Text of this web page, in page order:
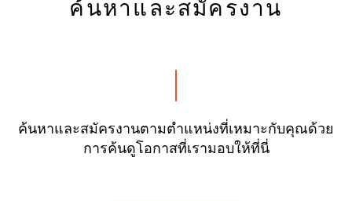
ค้นหาและสมัครงาน
ค้นหาและสมัครงานตามตำแหน่งที่เหมาะกับคุณด้วย
การค้นดูโอกาสที่เรามอบให้ที่นี่